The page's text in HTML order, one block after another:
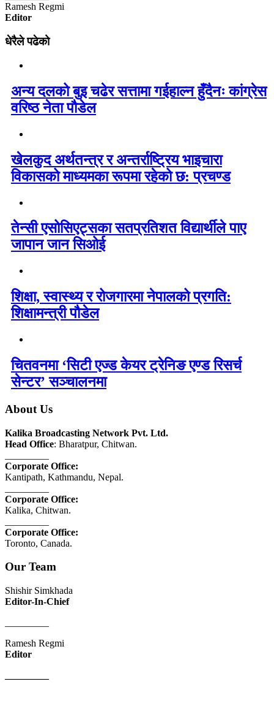
Ramesh Regmi
Editor
धेरैले पढेको
अन्य दलको बुइ चढेर सत्तामा गईहाल्न हुँदैनः कांग्रेस
वरिष्ठ नेता पौडेल
खेलकुद अर्थतन्त्र र अन्तर्राष्ट्रिय भाइचारा
विकासको माध्यमका रूपमा रहेको छ: प्रचण्ड
तेन्सी एसोसिएट्सका सतप्रतिशत विद्यार्थीले पाए
जापान जान सिओई
शिक्षा, स्वास्थ्य र रोजगारमा नेपालको प्रगति:
शिक्षामन्त्री पौडेल
चितवनमा ‘सिटी एज्ड केयर ट्रेनिङ एण्ड रिसर्च
सेन्टर’ सञ्चालनमा
About Us
Kalika Broadcasting Network Pvt. Ltd.
Head Office: Bharatpur, Chitwan.
Corporate Office:
Kantipath, Kathmandu, Nepal.
Corporate Office:
Kalika, Chitwan.
Corporate Office:
Toronto, Canada.
Our Team
Shishir Simkhada
Editor-In-Chief
Ramesh Regmi
Editor